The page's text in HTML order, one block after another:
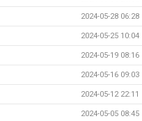
2024-05-28 06:28
2024-05-25 10:04
2024-05-19 08:16
2024-05-16 09:03
2024-05-12 22:11
2024-05-05 08:45